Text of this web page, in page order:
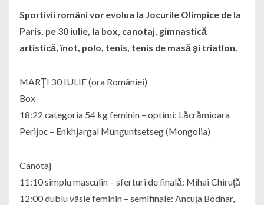
Sportivii români vor evolua la Jocurile Olimpice de la
Paris, pe 30 iulie, la box, canotaj, gimnastică
artistică, înot, polo, tenis, tenis de masă şi triatlon.
MARŢI 30 IULIE (ora României)
Box
18:22 categoria 54 kg feminin – optimi: Lăcrămioara
Perijoc – Enkhjargal Munguntsetseg (Mongolia)
Canotaj
11:10 simplu masculin – sferturi de finală: Mihai Chiruţă
12:00 dublu vâsle feminin – semifinale: Ancuţa Bodnar,